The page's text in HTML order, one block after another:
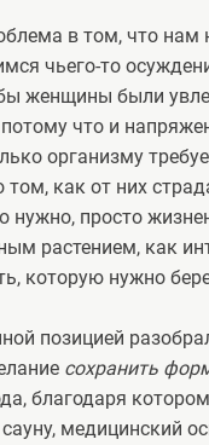
в том, что
чьего-то
женщины были
что и
организму
как от них
нужно, просто
растением, как
которую нужно
позицией
сохранить
благодаря
медицинский